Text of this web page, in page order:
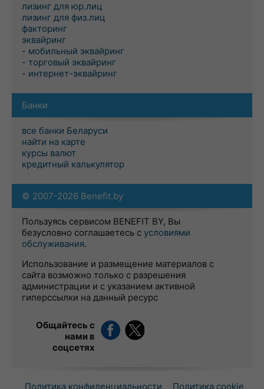
лизинг для юр.лиц
лизинг для физ.лиц
факторинг
эквайринг
- мобильный эквайринг
- торговый эквайринг
- интернет-эквайринг
Банки
все банки Беларуси
найти на карте
курсы валют
кредитный калькулятор
© 2007-2026 Benefit.by
Пользуясь сервисом BENEFIT BY, Вы
безусловно соглашаетесь с условиями
обслуживания.
Использование и размещение материалов с
сайта возможно только с разрешения
администрации и с указанием активной
гиперссылки на данный ресурс
Общайтесь с
нами в
соцсетях
Политика конфиденциальности Политика cookie